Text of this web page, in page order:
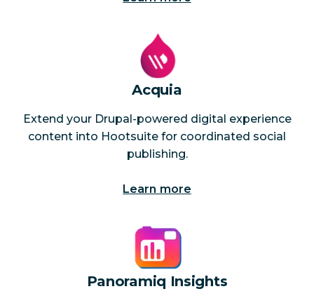
Acquia
Extend your Drupal-powered digital experience
content into Hootsuite for coordinated social
publishing.
Learn more
Panoramiq Insights